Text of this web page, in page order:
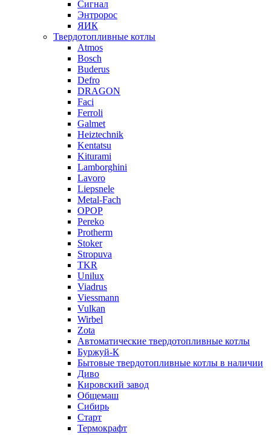
Сигнал
Энтророс
ЯИК
Твердотопливные котлы
Atmos
Bosch
Buderus
Defro
DRAGON
Faci
Ferroli
Galmet
Heiztechnik
Kentatsu
Kiturami
Lamborghini
Lavoro
Liepsnele
Metal-Fach
OPOP
Pereko
Protherm
Stoker
Stropuva
TKR
Unilux
Viadrus
Viessmann
Vulkan
Wirbel
Zota
Автоматические твердотопливные котлы
Буржуй-К
Бытовые твердотопливные котлы в наличии
Диво
Кировский завод
Общемаш
Сибирь
Старт
Термокрафт